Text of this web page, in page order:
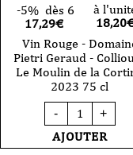
-5% dès 6
17,29€
à
18,20
Vin Rouge -
Pietri Geraud -
Le Moulin de la
2023 75 cl
-
quantité
de
Vin
Rouge
+
AJOUTER